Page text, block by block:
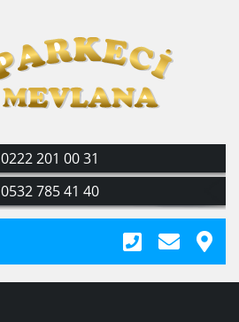
0222 201 00 31
0532 785 41 40